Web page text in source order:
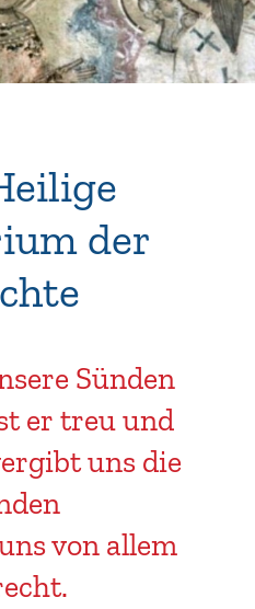
der
Sünden
er treu und
uns die
von allem